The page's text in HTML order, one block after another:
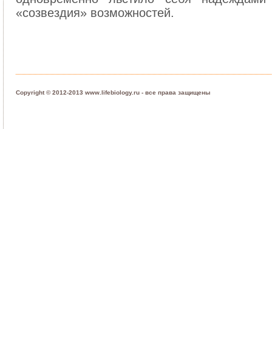
«созвездия» возможностей.
Copyright © 2012-2013 www.lifebiology.ru - все права защищены